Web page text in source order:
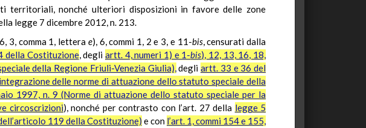
territoriali, nonché ulteriori disposizioni in favore delle zone
legge 7 dicembre 2012, n. 213.
3, comma 1, lettera e), 6, commi 1, 2 e 3, e 11-bis, censurati dalla
della Costituzione, degli artt. 4, numeri 1) e 1-bis), 12, 13, 16, 18,
della Regione Friuli-Venezia Giulia),degli artt. 33 e 36 del
delle norme di attuazione dello statuto speciale della
1997, n. 9 (Norme di attuazione dello statuto speciale per la
circoscrizioni), nonché per contrasto con l’art. 27 della legge 5
119 della Costituzione) e con l’art. 1, commi 154 e 155,